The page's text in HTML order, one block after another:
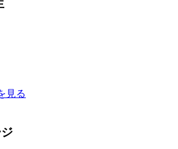
見る